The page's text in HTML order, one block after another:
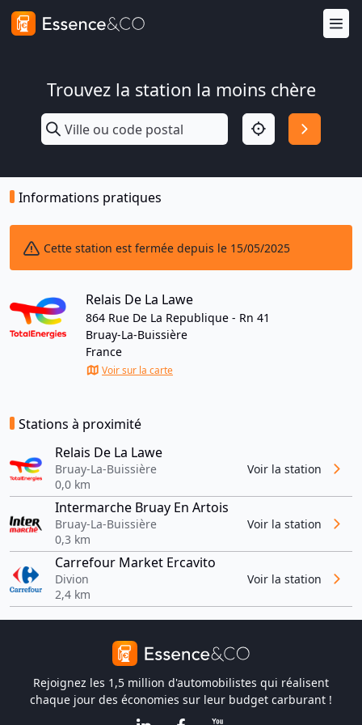
Trouvez la station la moins chère
Informations pratiques
Cette station est fermée depuis le 15/05/2025
Relais De La Lawe
864 Rue De La Republique - Rn 41
Bruay-La-Buissière
France
Voir sur la carte
Stations à proximité
Relais De La Lawe
Bruay-La-Buissière
0,0 km
Voir la station
Intermarche Bruay En Artois
Bruay-La-Buissière
0,3 km
Voir la station
Carrefour Market Ercavito
Divion
2,4 km
Voir la station
Rejoignez les 1,5 million d'automobilistes qui réalisent
chaque jour des économies sur leur budget carburant !